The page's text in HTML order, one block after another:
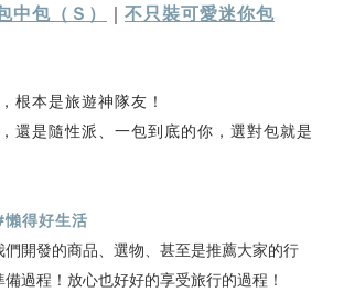
中包（Ｓ） ｜ 不只裝可愛迷你包
根本是旅遊神隊友！
還是隨性派、一包到底的你，選對包就是
懶得好生活
開發的商品、選物、甚至是推薦大家的行
過程！放心也好好的享受旅行的過程！